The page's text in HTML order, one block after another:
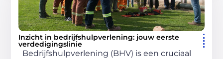
Inzicht in bedrijfshulpverlening: jouw eerste
verdedigingslinie
Bedrijfshulpverlening (BHV) is een cruciaal